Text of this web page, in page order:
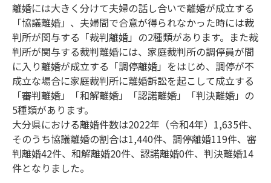
離婚には大きく分けて夫婦の話し合いで離婚が成立する
「協議離婚」、夫婦間で合意が得られなかった時には裁
判所が関与する「裁判離婚」の2種類があります。また裁
判所が関与する裁判離婚には、家庭裁判所の調停員が間
に入り離婚が成立する「調停離婚」をはじめ、調停が不
成立な場合に家庭裁判所に離婚訴訟を起こして成立する
「審判離婚」「和解離婚」「認諾離婚」「判決離婚」の
5種類があります。
大分県における離婚件数は2022年（令和4年）1,635件、
そのうち協議離婚の割合は1,440件、調停離婚119件、審
判離婚42件、和解離婚20件、認諾離婚0件、判決離婚14
件となりました。